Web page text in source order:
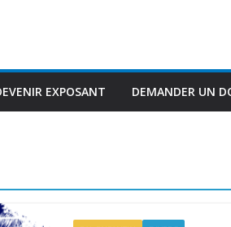
EXPOSANT DEMANDER UN